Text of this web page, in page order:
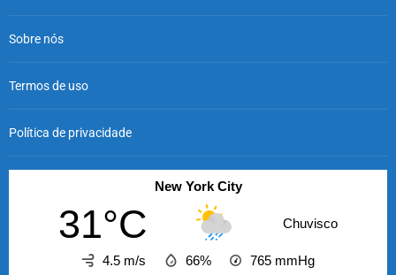
Sobre nós
Termos de uso
Política de privacidade
New York City
31°C Chuvisco
4.5 m/s 66% 765 mmHg